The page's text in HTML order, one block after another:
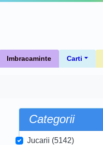
Imbracaminte Carti
Categorii
Jucarii (5142)